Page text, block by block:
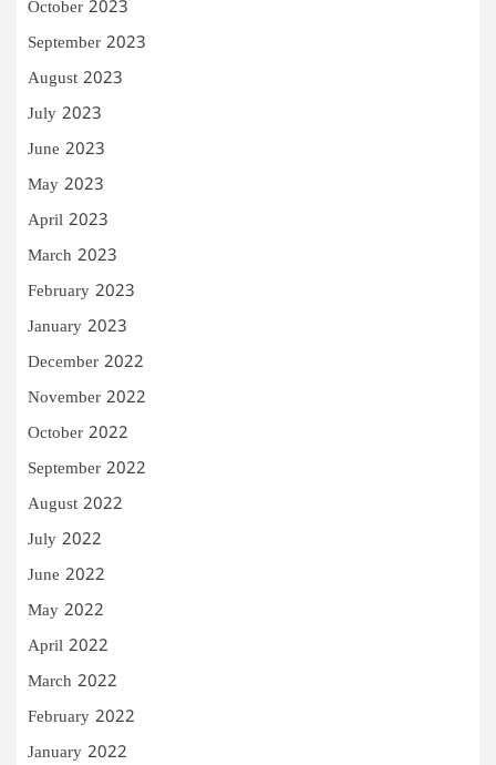
October 2023
September 2023
August 2023
July 2023
June 2023
May 2023
April 2023
March 2023
February 2023
January 2023
December 2022
November 2022
October 2022
September 2022
August 2022
July 2022
June 2022
May 2022
April 2022
March 2022
February 2022
January 2022